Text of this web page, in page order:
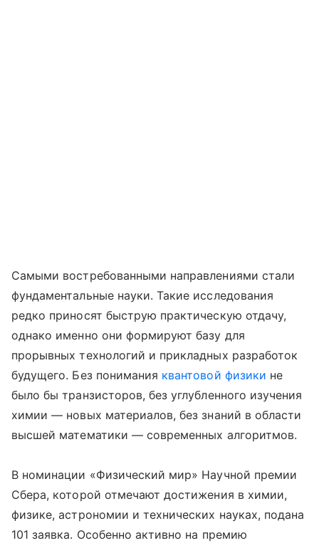
Самыми востребованными направлениями стали
фундаментальные науки. Такие исследования
редко приносят быструю практическую отдачу,
однако именно они формируют базу для
прорывных технологий и прикладных разработок
будущего. Без понимания квантовой физики не
было бы транзисторов, без углубленного изучения
химии — новых материалов, без знаний в области
высшей математики — современных алгоритмов.
В номинации «Физический мир» Научной премии
Сбера, которой отмечают достижения в химии,
физике, астрономии и технических науках, подана
101 заявка. Особенно активно на премию